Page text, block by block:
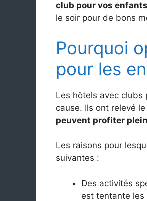
club pour vos
le soir pour de bons
Pourquoi
pour les
Les hôtels avec
cause. Ils ont relevé
peuvent profiter
Les raisons pour
suivantes :
Des activités
est tentante les